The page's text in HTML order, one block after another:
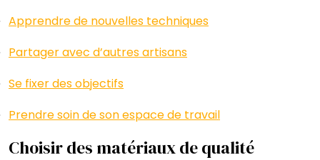
Apprendre de nouvelles techniques
Partager avec d’autres artisans
Se fixer des objectifs
Prendre soin de son espace de travail
Choisir des matériaux de qualité